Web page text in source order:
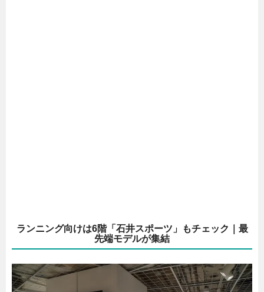
ランニング向けは6階「石井スポーツ」もチェック｜最
先端モデルが集結